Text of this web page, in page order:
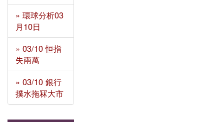
» 環球分析03
月10日
» 03/10 恒指
失兩萬
» 03/10 銀行
撲水拖冧大市